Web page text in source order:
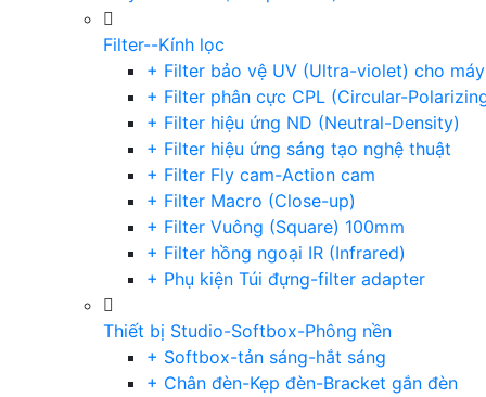
Filter--Kính lọc
+ Filter bảo vệ UV (Ultra-violet) cho
+ Filter phân cực CPL (Circular-
+ Filter hiệu ứng ND (Neutral-Density)
+ Filter hiệu ứng sáng tạo nghệ thuật
+ Filter Fly cam-Action cam
+ Filter Macro (Close-up)
+ Filter Vuông (Square) 100mm
+ Filter hồng ngoại IR (Infrared)
+ Phụ kiện Túi đựng-filter adapter
Thiết bị Studio-Softbox-Phông nền
+ Softbox-tản sáng-hắt sáng
+ Chân đèn-Kẹp đèn-Bracket gắn đèn